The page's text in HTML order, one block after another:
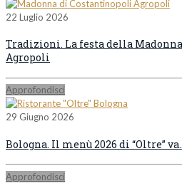
22 Luglio 2026
Tradizioni. La festa della
Agropoli
Approfondisci
29 Giugno 2026
Bologna. Il menù 2026 di “Oltre”
Approfondisci